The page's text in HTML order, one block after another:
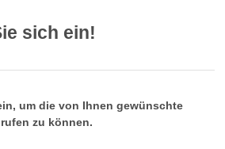
sich ein!
um die von Ihnen gewünschte
zu können.